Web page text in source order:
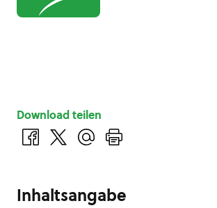
Download teilen
Inhaltsangabe